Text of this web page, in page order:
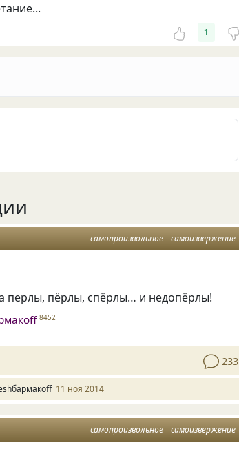
1
самопроизвольное самоизвержение
перлы, пёрлы, спёрлы… и недопёрлы!
8452
233
11 ноя 2014
самопроизвольное самоизвержение